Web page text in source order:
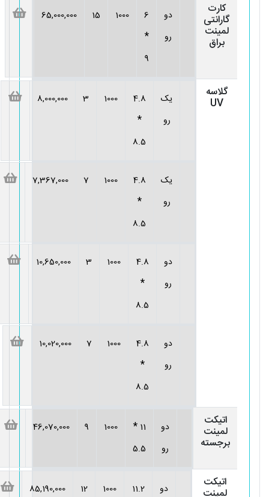
کارت
گارانتی
لمینت
براق
دو
رو
6
*
9
1000
15
65,000,000
گلاسه
UV
یک
رو
4.8
*
8.5
1000
3
8,000,000
یک
رو
4.8
*
8.5
1000
7
7,367,000
دو
رو
4.8
*
8.5
1000
3
10,650,000
دو
رو
4.8
*
8.5
1000
7
10,020,000
اتیکت
لمینت
برجسته
دو
رو
11
*
5.5
1000
9
46,070,000
اتیکت
لمینت دو 11.2
1000
12
85,190,000